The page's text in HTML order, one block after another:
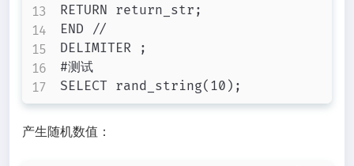
RETURN return_str;
END //
DELIMITER ;
#测试
产生随机数值：